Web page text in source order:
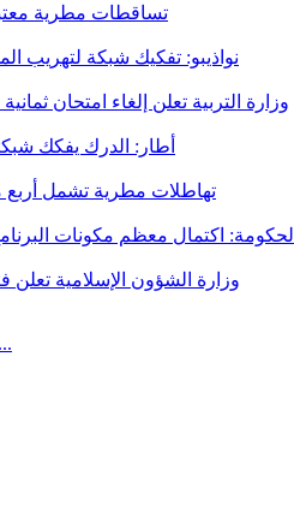
تساقطات مطرية معتبرة تشمل 10
نواذيبو: تفكيك شبكة لتهريب المخدرات
وزارة التربية تعلن إلغاء امتحان
أطار: الدرك يفكك شبكتي
تهاطلات مطرية تشمل
الحكومة: اكتمال معظم مكونات
وزارة الشؤون الإسلامية تعلن
عرض المزيد من الأخبار...